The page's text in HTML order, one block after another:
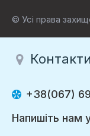
© Усі права
Контакти
+38(067)
Напишіть нам